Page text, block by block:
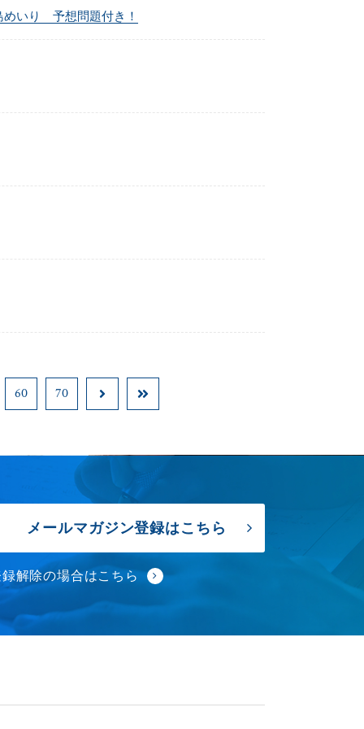
めいり 予想問題付き！
60 70
メールマガジン登録はこちら
解除の場合はこちら